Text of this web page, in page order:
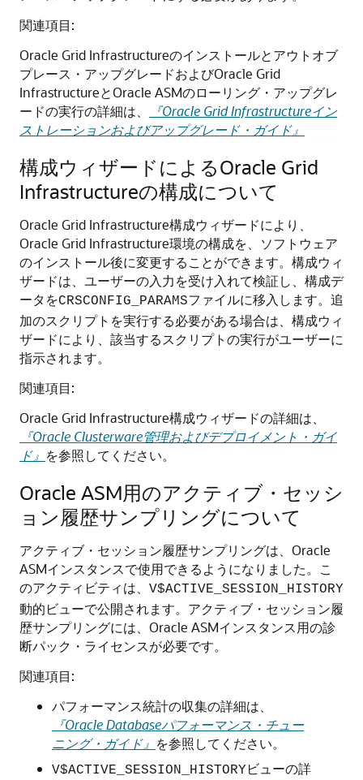
関連項目:
Oracle Grid Infrastructureのインストールとアウトオブ
プレース・アップグレードおよびOracle Grid
InfrastructureとOracle ASMのローリング・アップグレ
ードの実行の詳細は、
『Oracle Grid Infrastructureイン
ストレーションおよびアップグレード・ガイド』
構成ウィザードによるOracle Grid
Infrastructureの構成について
Oracle Grid Infrastructure構成ウィザードにより、
Oracle Grid Infrastructure環境の構成を、ソフトウェア
のインストール後に変更することができます。構成ウィ
ザードは、ユーザーの入力を受け入れて検証し、構成デ
ータをCRSCONFIG_PARAMSファイルに移入します。追
加のスクリプトを実行する必要がある場合は、構成ウィ
ザードにより、該当するスクリプトの実行がユーザーに
指示されます。
関連項目:
Oracle Grid Infrastructure構成ウィザードの詳細は、
『Oracle Clusterware管理およびデプロイメント・ガイ
ド』 を参照してください。
Oracle ASM用のアクティブ・セッシ
ョン履歴サンプリングについて
アクティブ・セッション履歴サンプリングは、Oracle
ASMインスタンスで使用できるようになりました。こ
のアクティビティは、 V$ACTIVE_SESSION_HISTORY
動的ビューで公開されます。アクティブ・セッション履
歴サンプリングには、Oracle ASMインスタンス用の診
断パック・ライセンスが必要です。
関連項目:
パフォーマンス統計の収集の詳細は、
『Oracle Databaseパフォーマンス・チュー
ニング・ガイド』 を参照してください。
V$ACTIVE_SESSION_HISTORY ビューの詳